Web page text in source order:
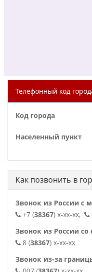
Телефонный код
Код города
Населенный пункт
Как позвонить в
Звонок из России с
+7 (38367) x-xx-xx,
Звонок из России со
8 (38367) x-xx-xx
Звонок из-за